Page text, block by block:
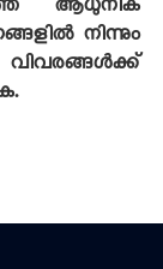
ആധുനിക
നിന്നും